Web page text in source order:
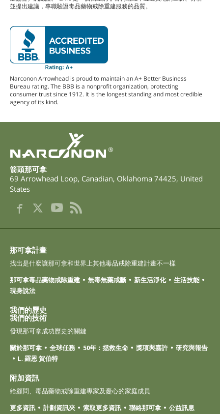
並提出建議，專職驗證毒品藥物戒除重建服務的品質。
Narconon Arrowhead is proud to maintain an A+ Better Business
Bureau rating. The BBB is a nonprofit organization, protecting
consumer trust since 1912. It is the longest standing and most credible
agency of its kind.
®
箭頭那可拿
69 Arrowhead Loop, Canadian, Oklahoma 74425, United
States
那可拿計畫
找出是什麼讓那可拿和世界上其他毒品戒除重建計畫不一樣
那可拿毒品藥物戒除重建
無毒無藥戒斷 新生活淨化
生活技能
現身說法
我們的歷史
我們的技術
發現那可拿成功歷史的關鍵
關於那可拿
全球任務 50年：拯救生命 獎項與嘉許
研究與報告
L. 羅恩 賀伯特
附加資訊
給顧問、毒品藥物戒除重建專家及憂心的家庭成員
更多資訊
計劃資訊夾 索取更多資訊 聯絡那可拿 公益訊息